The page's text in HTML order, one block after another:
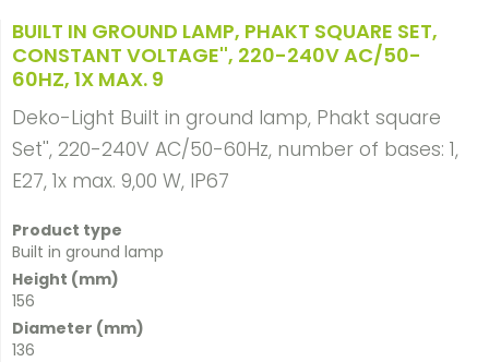
BUILT IN GROUND LAMP, PHAKT SQUARE SET,
CONSTANT VOLTAGE'', 220-240V AC/50-
60HZ, 1X MAX. 9
Deko-Light Built in ground lamp, Phakt square
Set'', 220-240V AC/50-60Hz, number of bases: 1,
E27, 1x max. 9,00 W, IP67
Product type
Built in ground lamp
Height (mm)
156
Diameter (mm)
136